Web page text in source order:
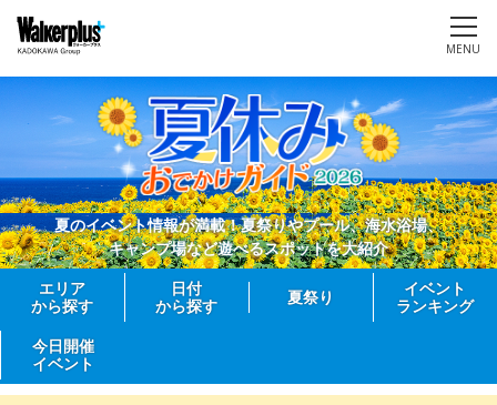
MENU
夏のイベント情報が満載！夏祭りやプール、海水浴場、
キャンプ場など遊べるスポットを大紹介
エリア
から探す
日付
から探す
夏祭り
イベント
ランキング
今日開催
イベント